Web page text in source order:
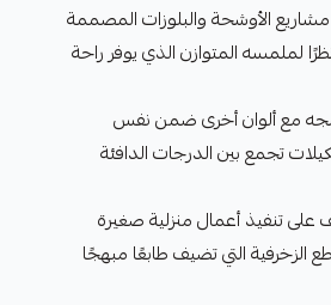
الأوشحة والبلوزات المصممة
لملمسه المتوازن الذي يوفر راحة
مع ألوان أخرى ضمن نفس
تجمع بين الدرجات الدافئة
على تنفيذ أعمال منزلية صغيرة
الزخرفية التي تضيف طابعًا مبهجًا